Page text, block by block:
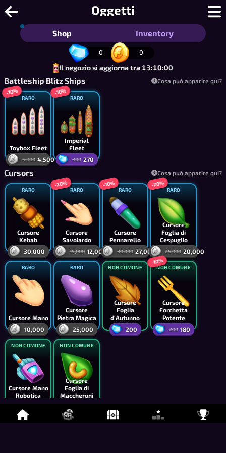
Oggetti
Battleblobs - Gioco navale gratuito
Shop Inventory
0 0
Il negozio si aggiorna tra 13:09:59
Battleship Blitz Ships Cosa può apparire qui?
RARO
Toybox Fleet
5,000 4,500
-10%
RARO
Imperial
Fleet
300 270
-10%
Cursors Cosa può apparire qui?
RARO
Cursore
Kebab
30,000
RARO
Cursore
Savoiardo
15,000 12,000
-20%
RARO
Cursore
Pennarello
30,000 27,000
-10%
RARO
Cursore
Foglia di
Cespuglio
25,000 20,000
-20%
RARO
Cursore Mano
10,000
RARO
Cursore
Pietra Magica
25,000
NON COMUNE
Cursore
Foglia
d'Autunno
200
NON COMUNE
Cursore
Forchetta
Potente
200 180
-10%
NON COMUNE
Cursore Mano
Robotica
200
NON COMUNE
Cursore
Foglia di
Maccheroni
200
Frames Cosa può apparire qui?